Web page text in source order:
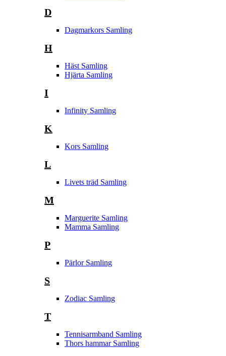
D
Dagmarkors Samling
H
Häst Samling
Hjärta Samling
I
Infinity Samling
K
Kors Samling
L
Livets träd Samling
M
Marguerite Samling
Mamma Samling
P
Pärlor Samling
S
Zodiac Samling
T
Tennisarmband Samling
Thors hammar Samling